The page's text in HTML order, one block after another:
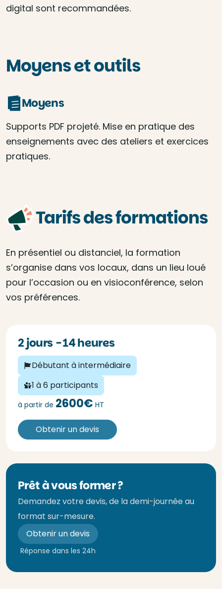
digital sont recommandées.
Moyens et outils
Moyens
Supports PDF projeté. Mise en pratique des
enseignements avec des ateliers et exercices
pratiques.
Tarifs des formations
En présentiel ou distanciel, la formation
s’organise dans vos locaux, dans un lieu loué
pour l’occasion ou en visioconférence, selon
vos préférences.
2 jours - 14 heures
Débutant à intermédiaire
1 à 6 participants
à partir de 2600€ HT
Obtenir un devis
Prêt à vous former ?
Demandez votre devis, de la demi-journée au
format sur-mesure.
Obtenir un devis
Réponse dans les 24h